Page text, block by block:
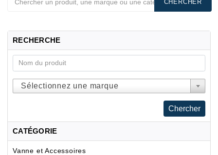
RECHERCHE
Sélectionnez une marque
CATÉGORIE
Vanne et Accessoires